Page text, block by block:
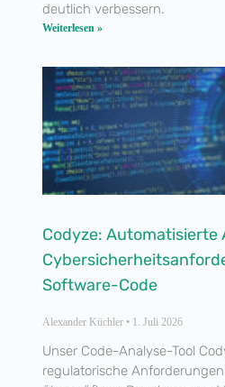
deutlich verbessern.
Weiterlesen »
Codyze: Automatisierte
Software-Code
Alexander Küchler 1. Juli 2026
Unser Code-Analyse-Tool
regulatorische